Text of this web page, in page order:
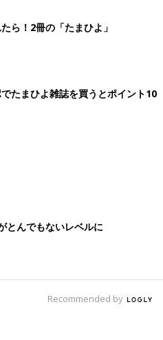
の千尋ちゃんに面会に行ったとき。千尋
り、涙が止まらなかったと言います。
ょうか？ 入院中の千尋ちゃん
膚や耳、目など全身を検査しま
した。私はお産入院4日目に一
に行けたんですが、娘の皮膚
に見えて、「深刻な病気じゃな
ら！2冊の「たまひよ」
たまひよ雑誌を買うとポイント10
とんでもないレベルに
Recommended by